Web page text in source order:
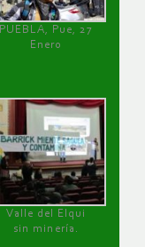
PUEBLA, Pue, 27
Enero
Valle del Elqui
sin minería.